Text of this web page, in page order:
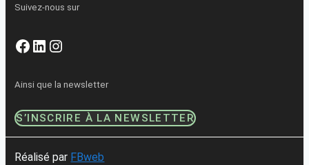
Suivez-nous sur
Facebook
LinkedIn
Instagram
Ainsi que la newsletter
S’INSCRIRE À LA NEWSLETTER
Réalisé par FBweb